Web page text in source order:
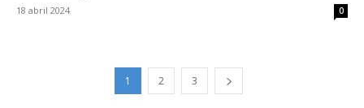
18 abril 2024 0
1 2 3